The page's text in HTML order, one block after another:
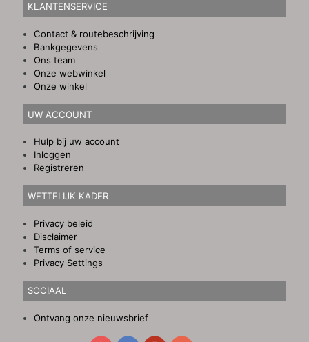
KLANTENSERVICE
Contact & routebeschrijving
Bankgegevens
Ons team
Onze webwinkel
Onze winkel
UW ACCOUNT
Hulp bij uw account
Inloggen
Registreren
WETTELIJK KADER
Privacy beleid
Disclaimer
Terms of service
Privacy Settings
SOCIAAL
Ontvang onze nieuwsbrief